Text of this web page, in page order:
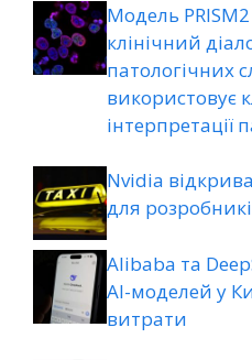
Модель
клінічний
патологічних
використовує
інтерпретації
Nvidia
для
Alibaba та
AI-моделей у
витрати